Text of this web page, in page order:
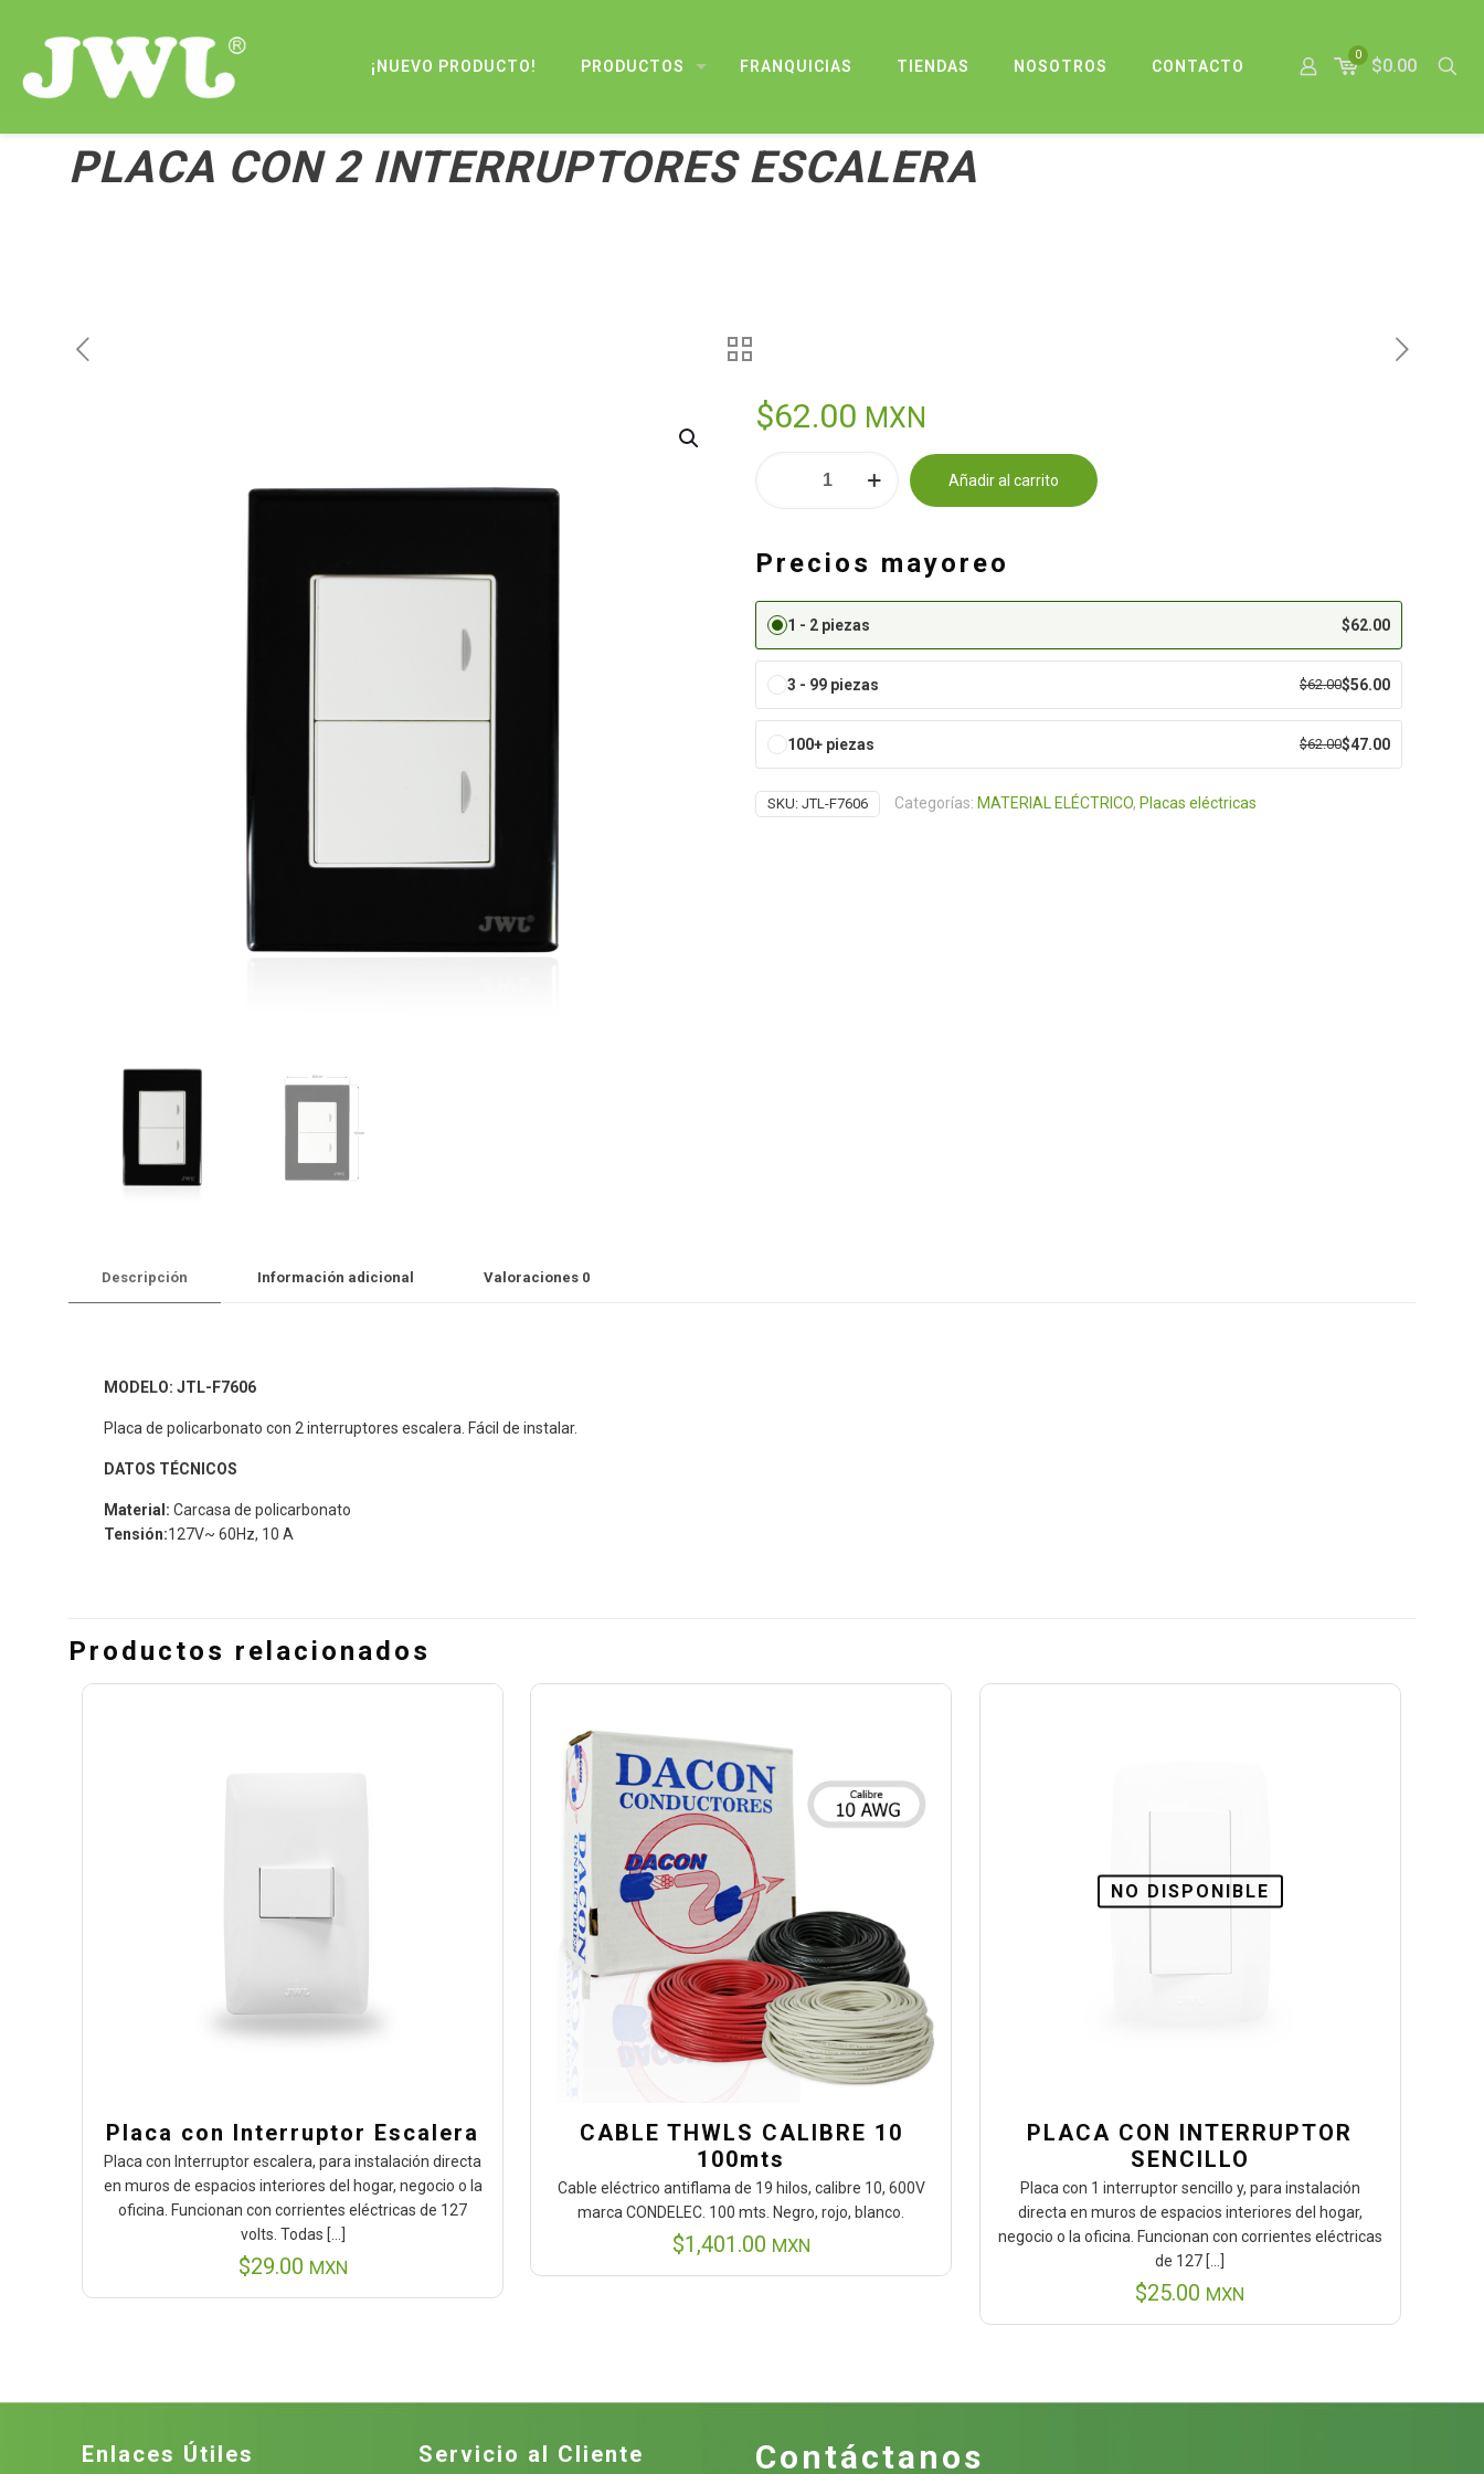
¡NUEVO PRODUCTO! PRODUCTOS FRANQUICIAS TIENDAS NOSOTROS CONTACTO
0
$0.00
PLACA CON 2 INTERRUPTORES ESCALERA
$62.00 MXN
ESCALERA
Añadir al carrito
Alternative:
Precios mayoreo
1 - 2 piezas $62.00
3 - 99 piezas $62.00$56.00
100+ piezas $62.00$47.00
SKU: JTL-F7606 Categorías: MATERIAL ELÉCTRICO, Placas eléctricas
Descripción Información adicional Valoraciones 0
MODELO: JTL-F7606
Placa de policarbonato con 2 interruptores escalera. Fácil de instalar.
DATOS TÉCNICOS
Material: Carcasa de policarbonato
Tensión:127V~ 60Hz, 10 A
Productos relacionados
Placa con Interruptor Escalera
Placa con Interruptor escalera, para instalación directa
en muros de espacios interiores del hogar, negocio o la
oficina. Funcionan con corrientes eléctricas de 127
volts. Todas […]
$29.00 MXN
CABLE THWLS CALIBRE 10
100mts
Cable eléctrico antiflama de 19 hilos, calibre 10, 600V
marca CONDELEC. 100 mts. Negro, rojo, blanco.
$1,401.00 MXN
NO DISPONIBLE
PLACA CON INTERRUPTOR
SENCILLO
Placa con 1 interruptor sencillo y, para instalación
directa en muros de espacios interiores del hogar,
negocio o la oficina. Funcionan con corrientes eléctricas
de 127 […]
$25.00 MXN
Enlaces Útiles Servicio al Cliente Contáctanos